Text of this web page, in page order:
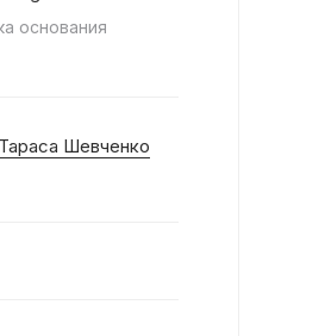
основания
Шевченко